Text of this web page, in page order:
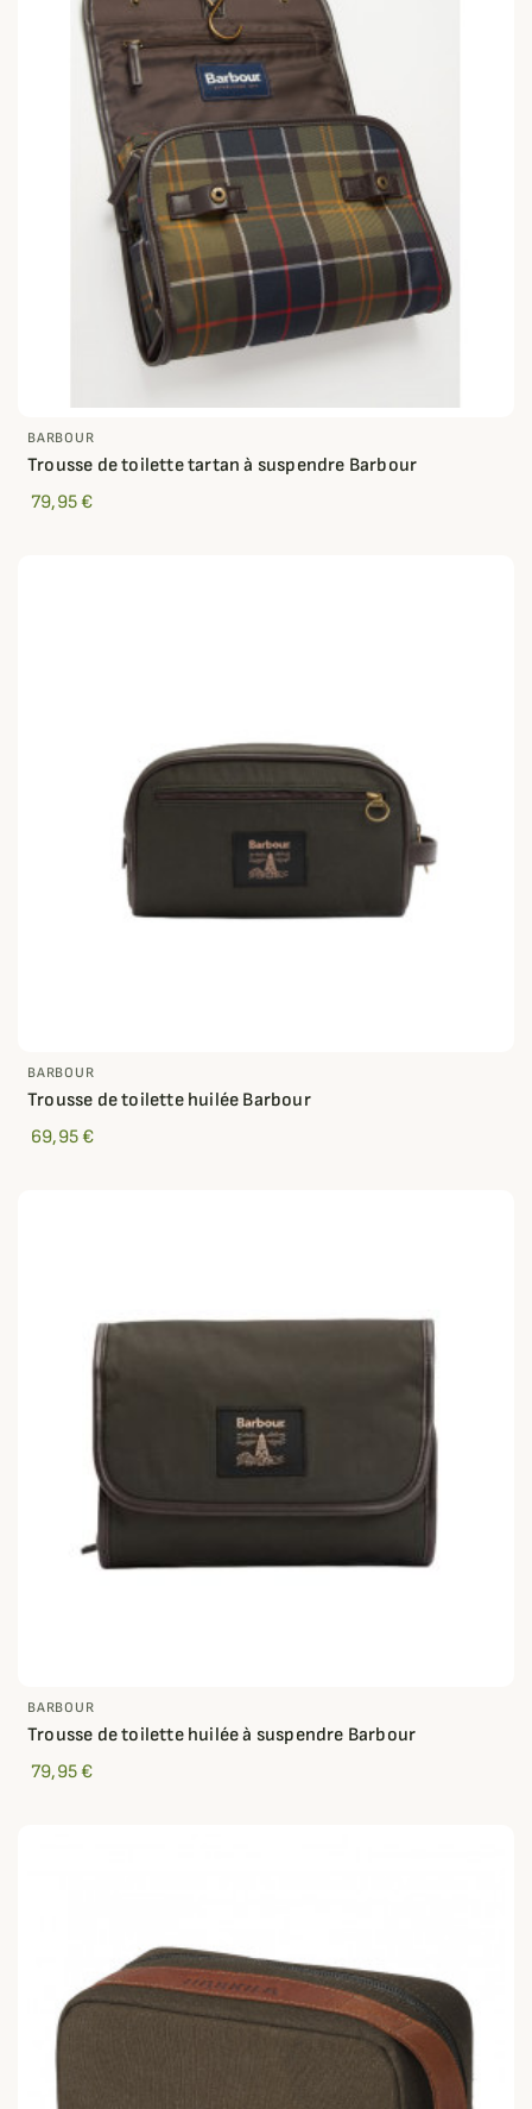
BARBOUR
Trousse de toilette tartan à suspendre Barbour
79,95 €
BARBOUR
Trousse de toilette huilée Barbour
69,95 €
BARBOUR
Trousse de toilette huilée à suspendre Barbour
79,95 €